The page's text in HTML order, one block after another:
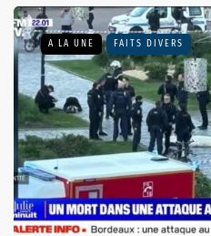
A LA UNE FAITS DIVERS